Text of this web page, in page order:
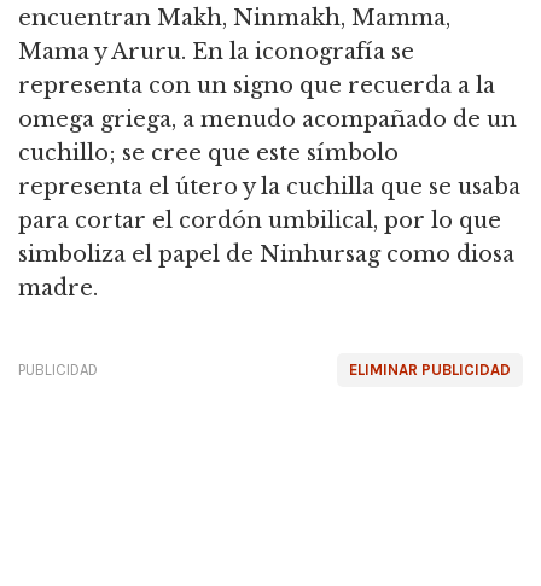
encuentran Makh, Ninmakh, Mamma,
Mama y Aruru. En la iconografía se
representa con un signo que recuerda a la
omega griega, a menudo acompañado de un
cuchillo; se cree que este símbolo
representa el útero y la cuchilla que se usaba
para cortar el cordón umbilical, por lo que
simboliza el papel de Ninhursag como diosa
madre.
ELIMINAR PUBLICIDAD
PUBLICIDAD